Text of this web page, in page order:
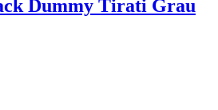
Dummy Tirati Grau